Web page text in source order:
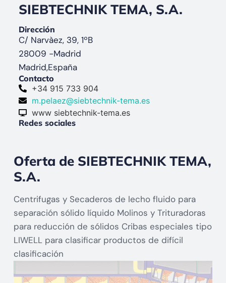
SIEBTECHNIK TEMA, S.A.
Dirección
C/ Narvàez, 39, 1ºB
28009 -Madrid
Madrid,España
Contacto
+34 915 733 904
m.pelaez@siebtechnik-tema.es
www siebtechnik-tema.es
Redes sociales
Oferta de SIEBTECHNIK TEMA,
S.A.
Centrifugas y Secaderos de lecho fluido para
separación sólido líquido Molinos y Trituradoras
para reducción de sólidos Cribas especiales tipo
LIWELL para clasificar productos de difícil
clasificación